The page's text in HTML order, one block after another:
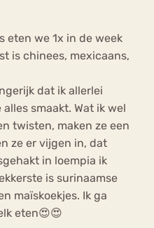
eten we 1x in de week
is chinees, mexicaans,
dat ik allerlei
smaakt. Wat ik wel
twisten, maken ze een
ze er vijgen in, dat
in loempia ik
is surinaamse
maïskoekjes. Ik ga
eten😍😍